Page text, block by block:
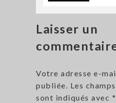
Laisser un
Votre adresse e-
publiée. Les
sont indiqués avec *